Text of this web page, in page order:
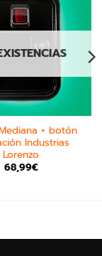
+ botón
Industrias
Lorenzo
68,99€